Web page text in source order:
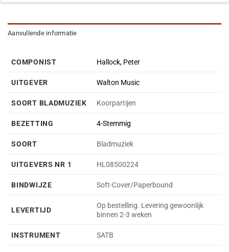
Aanvullende informatie
COMPONIST Hallock, Peter
UITGEVER Walton Music
SOORT BLADMUZIEK Koorpartijen
BEZETTING 4-Stemmig
SOORT Bladmuziek
UITGEVERS NR 1 HL08500224
BINDWIJZE Soft-Cover/Paperbound
LEVERTIJD
Op bestelling. Levering gewoonlijk
binnen 2-3 weken
INSTRUMENT SATB